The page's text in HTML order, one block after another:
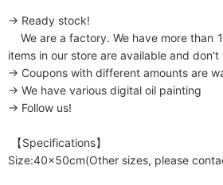
→ Ready stock!
items in our store are available and
→ Coupons with different amounts are
→ We have various digital oil painting
→ Follow us!
Size:40x50cm(Other sizes, please